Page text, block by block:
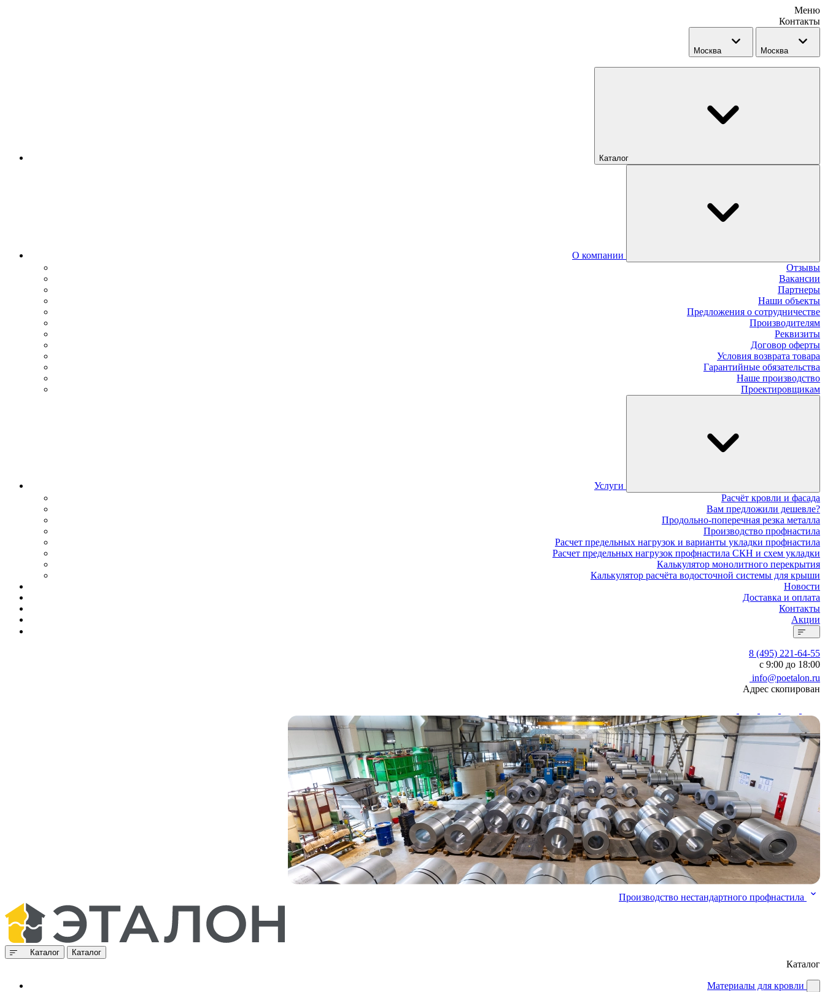
Меню
Контакты
Москва Москва
Каталог
О компании
Отзывы
Вакансии
Партнеры
Наши объекты
Предложения о сотрудничестве
Производителям
Реквизиты
Договор оферты
Условия возврата товара
Гарантийные обязательства
Наше производство
Проектировщикам
Услуги
Расчёт кровли и фасада
Вам предложили дешевле?
Продольно-поперечная резка металла
Производство профнастила
Расчет предельных нагрузок и варианты укладки профнастила
Расчет предельных нагрузок профнастила СКН и схем укладки
Калькулятор монолитного перекрытия
Калькулятор расчёта водосточной системы для крыши
Новости
Доставка и оплата
Контакты
Акции
8 (495) 221-64-55
с 9:00 до 18:00
info@poetalon.ru
Адрес скопирован
Производство нестандартного профнастила
Каталог Каталог
Каталог
Материалы для кровли